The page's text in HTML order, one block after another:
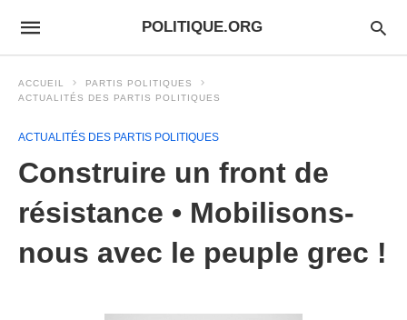
POLITIQUE.ORG
ACCUEIL
PARTIS POLITIQUES
ACTUALITÉS DES PARTIS POLITIQUES
ACTUALITÉS DES PARTIS POLITIQUES
Construire un front de
résistance • Mobilisons-
nous avec le peuple grec !